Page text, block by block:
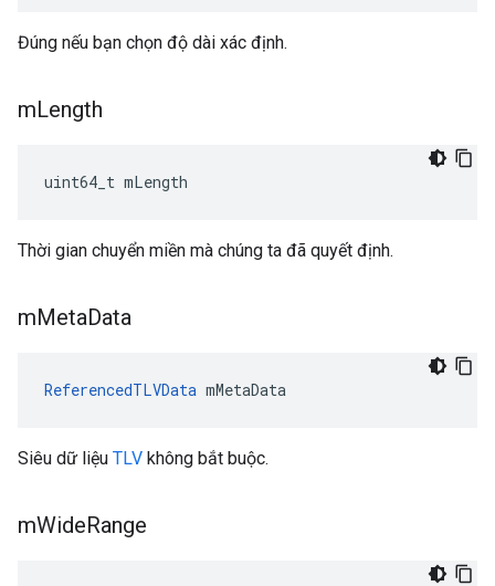
Đúng nếu bạn chọn độ dài xác định.
mLength
uint64_t mLength
Thời gian chuyển miền mà chúng ta đã quyết định.
mMetaData
ReferencedTLVData mMetaData
Siêu dữ liệu TLV không bắt buộc.
mWideRange